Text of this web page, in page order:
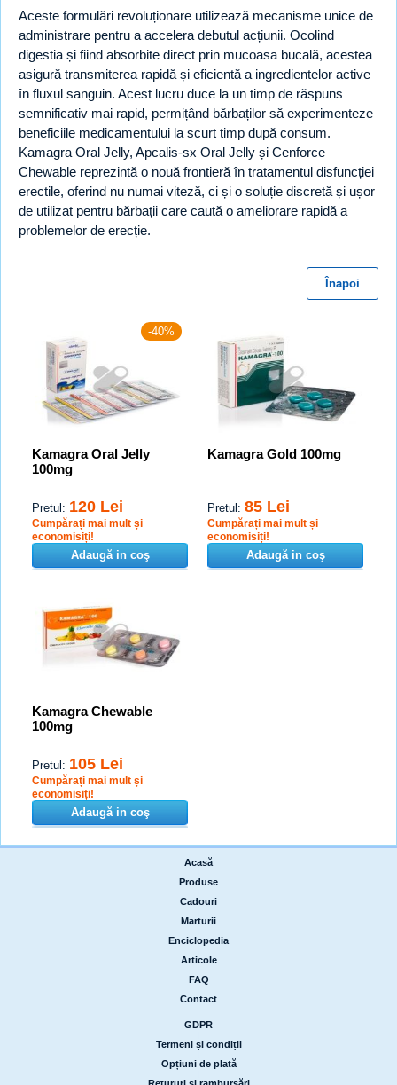
Aceste formulări revoluționare utilizează mecanisme unice de
administrare pentru a accelera debutul acțiunii. Ocolind
digestia și fiind absorbite direct prin mucoasa bucală, acestea
asigură transmiterea rapidă și eficientă a ingredientelor active
în fluxul sanguin. Acest lucru duce la un timp de răspuns
semnificativ mai rapid, permițând bărbaților să experimenteze
beneficiile medicamentului la scurt timp după consum.
Kamagra Oral Jelly, Apcalis-sx Oral Jelly și Cenforce
Chewable reprezintă o nouă frontieră în tratamentul disfuncției
erectile, oferind nu numai viteză, ci și o soluție discretă și ușor
de utilizat pentru bărbații care caută o ameliorare rapidă a
problemelor de erecție.
Înapoi
-40%
Kamagra Oral Jelly
100mg
Pretul: 120 Lei
Cumpărați mai mult și
economisiți!
Adaugă in coş
Kamagra Gold 100mg
Pretul: 85 Lei
Cumpărați mai mult și
economisiți!
Adaugă in coş
Kamagra Chewable
100mg
Pretul: 105 Lei
Cumpărați mai mult și
economisiți!
Adaugă in coş
Acasă
Produse
Cadouri
Marturii
Enciclopedia
Articole
FAQ
Contact
GDPR
Termeni și condiții
Opțiuni de plată
Retururi și rambursări